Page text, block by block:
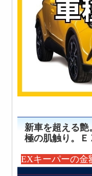
新車を超える艶
極の肌触り。Ｅ
EXキーパーの金